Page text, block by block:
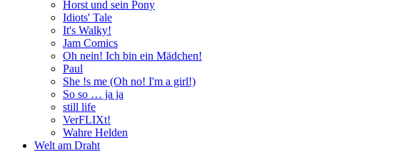
Horst und sein Pony
Idiots' Tale
It's Walky!
Jam Comics
Oh nein! Ich bin ein Mädchen!
Paul
She !s me (Oh no! I'm a girl!)
So so … ja ja
still life
VerFLIXt!
Wahre Helden
Welt am Draht